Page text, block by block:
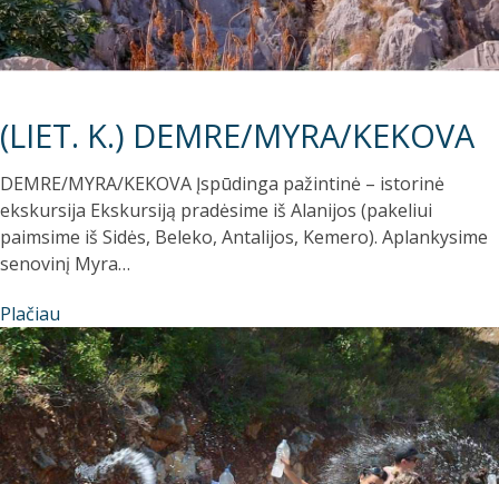
(LIET. K.) DEMRE/MYRA/KEKOVA
DEMRE/MYRA/KEKOVA Įspūdinga pažintinė – istorinė
ekskursija Ekskursiją pradėsime iš Alanijos (pakeliui
paimsime iš Sidės, Beleko, Antalijos, Kemero). Aplankysime
senovinį Myra…
Plačiau